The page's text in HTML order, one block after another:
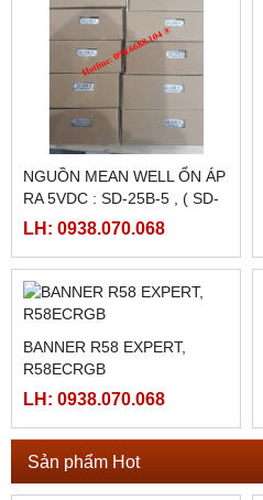
NGUỒN MEANWELL LRS-
350-24
LH: 0938.070.068
PLC SHIHLIN TAIWAN AX1N-
40MR-ES
LH: 0938.070.068